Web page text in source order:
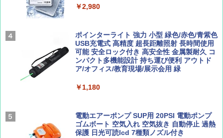
AIRLINE（エアライン）2026年9月号【特
集】ボーイング110周年を祝して！
￥1,760
新しい日本地理 地図・統計・移動から読み
解く (講談社現代新書)
￥1,540
ーティング フルクローズ メッシュ 3-4人用
簡単設置 ポップアップテント エクルベージ
ュ(BC仕様) PATC-150B(EB)
￥9,990
イド ブラックコーティング フルクローズ メ
ッシュ 4人用 簡単設置 ポップアップテント P
ATCW-150B エクルベージュ
￥2,980
ポインターライト 強力 小型 緑色/赤色/青紫色
USB充電式 高精度 超長距離照射 長時間使用
可能 安全ロック付き 高安全性 金属製耐久 コ
ンパクト多機能設計 持ち運び便利 アウトド
ア/オフィス/教育現場/展示会用 緑
￥1,180
電動エアーポンプ SUP用 20PSI 電動ポンプ
ゴムボート 空気入れ 空気抜き 自動停止 過熱
保護 日光可読lcd 7種類ノズル付き